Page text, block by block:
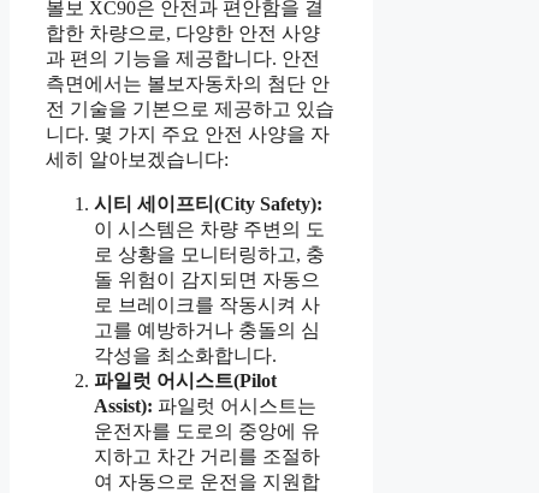
볼보 XC90은 안전과 편안함을 결
합한 차량으로, 다양한 안전 사양
과 편의 기능을 제공합니다. 안전
측면에서는 볼보자동차의 첨단 안
전 기술을 기본으로 제공하고 있습
니다. 몇 가지 주요 안전 사양을 자
세히 알아보겠습니다:
시티 세이프티(City Safety):
이 시스템은 차량 주변의 도
로 상황을 모니터링하고, 충
돌 위험이 감지되면 자동으
로 브레이크를 작동시켜 사
고를 예방하거나 충돌의 심
각성을 최소화합니다.
파일럿 어시스트(Pilot
Assist): 파일럿 어시스트는
운전자를 도로의 중앙에 유
지하고 차간 거리를 조절하
여 자동으로 운전을 지원합